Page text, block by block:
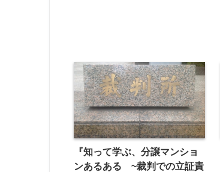
『知って学ぶ、分譲マンショ
ンあるある ~裁判での立証責